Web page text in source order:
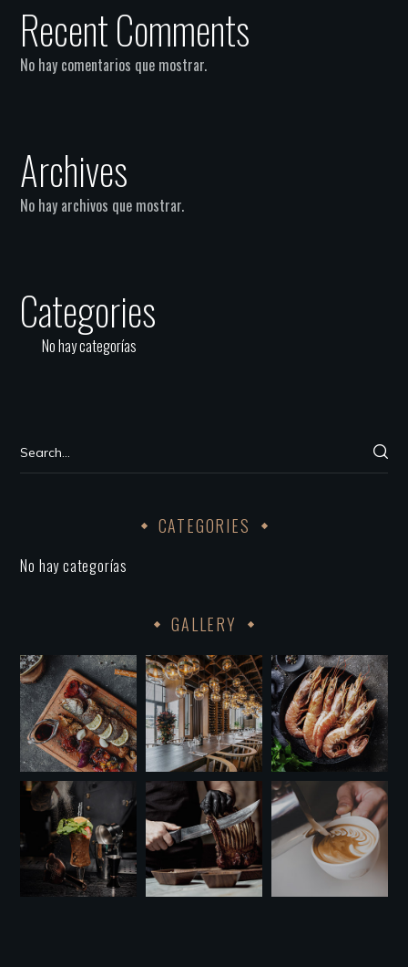
Recent Comments
No hay comentarios que mostrar.
Archives
No hay archivos que mostrar.
Categories
No hay categorías
CATEGORIES
No hay categorías
GALLERY